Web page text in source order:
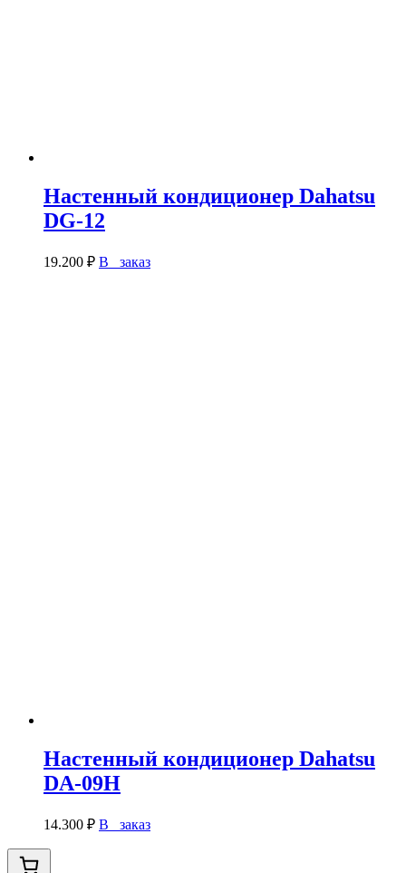
Настенный кондиционер Dahatsu
DG-12
19.200 ₽ В заказ
Настенный кондиционер Dahatsu
DA-09H
14.300 ₽ В заказ